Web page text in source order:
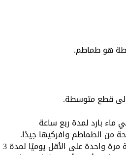
هو طماطم.
قطع متوسطة.
بارد لمدة ربع ساعة
من الطماطم وافركيها جيدًا.
واحدة على الأقل يوميًا لمدة 3 أيام.